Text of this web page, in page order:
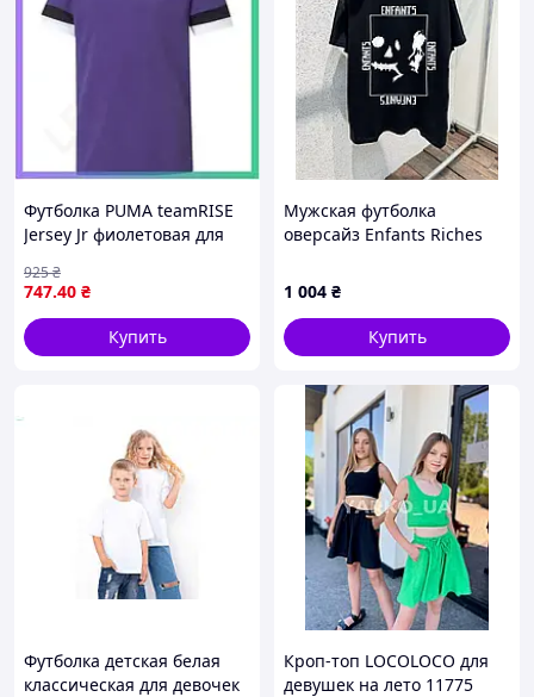
Футболка PUMA teamRISE
Jersey Jr фиолетовая для
футболка для футбола
SKU_704938-10
747.40 ₴
925₴
Купить
Мужская футболка
оверсайз Enfants Riches
принтом, брендовая
футболка ERD хлопковая
1 004 ₴
Купить
Футболка детская белая
классическая для девочек
Кроп-топ LOCOLOCO для
девушек на лето 11775